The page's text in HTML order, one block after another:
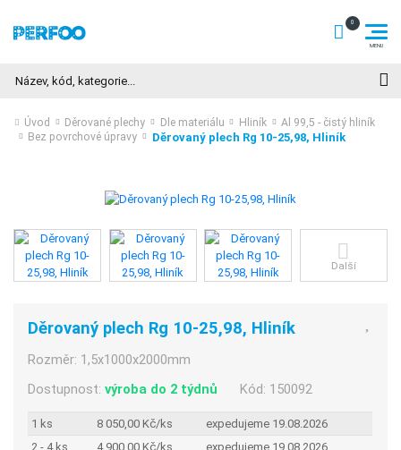
Úvod Děrované plechy Dle materiálu Hliník
Al 99,5 - čistý hliník
Bez povrchové úpravy
Děrovaný plech Rg 10-25,98, Hliník
Další
Děrovaný plech Rg 10-25,98, Hliník
Rozměr: 1,5x1000x2000mm
Dostupnost:výroba do 2 týdnů Kód: 150092
1 ks 8 050,00 Kč/ks
expedujeme 19.08.2026
2 - 4 ks
4 900,00 Kč/ks
expedujeme 19.08.2026